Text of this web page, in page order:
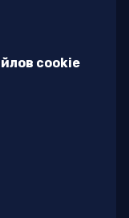
cookie